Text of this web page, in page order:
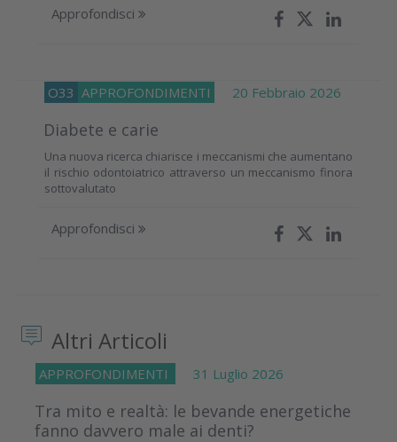
Approfondisci
O33 APPROFONDIMENTI 20 Febbraio 2026
Diabete e carie
Una nuova ricerca chiarisce i meccanismi che aumentano
il rischio odontoiatrico attraverso un meccanismo finora
sottovalutato
Approfondisci
Altri Articoli
APPROFONDIMENTI 31 Luglio 2026
Tra mito e realtà: le bevande energetiche
fanno davvero male ai denti?